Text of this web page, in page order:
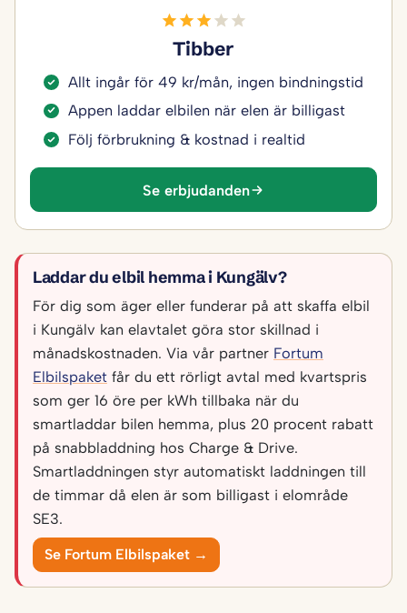
Tibber
Allt ingår för 49 kr/mån, ingen bindningstid
Appen laddar elbilen när elen är billigast
Följ förbrukning & kostnad i realtid
Se erbjudanden
Laddar du elbil hemma i Kungälv?
För dig som äger eller funderar på att skaffa elbil
i Kungälv kan elavtalet göra stor skillnad i
månadskostnaden. Via vår partner Fortum
Elbilspaket får du ett rörligt avtal med kvartspris
som ger 16 öre per kWh tillbaka när du
smartladdar bilen hemma, plus 20 procent rabatt
på snabbladdning hos Charge & Drive.
Smartladdningen styr automatiskt laddningen till
de timmar då elen är som billigast i elområde
SE3.
Se Fortum Elbilspaket →